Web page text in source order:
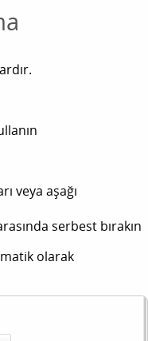
veya aşağı
serbest bırakın
olarak